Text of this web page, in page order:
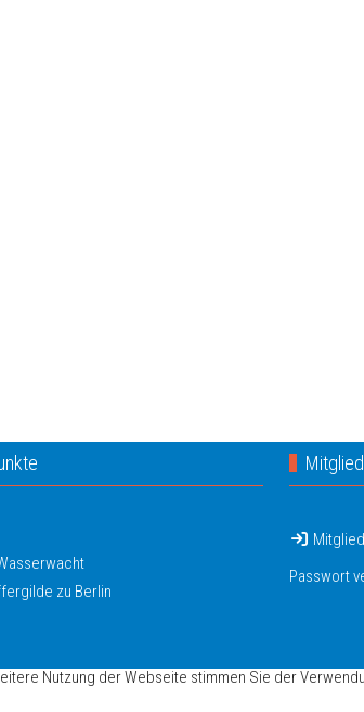
zu Berlin
Passwort
Nutzung der Webseite stimmen Sie der